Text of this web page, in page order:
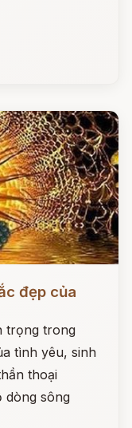
đẹp của
trọng trong
tình yêu, sinh
thoại
dòng sông